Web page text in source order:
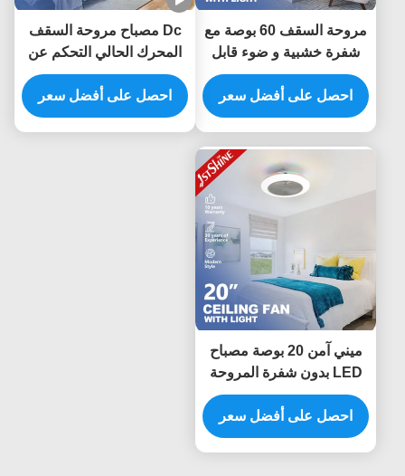
مروحة السقف 60 بوصة مع
شفرة خشبية و ضوء قابل
للتخفيف
احصل على أفضل سعر
Dc مصباح مروحة السقف
المحرك الحالي التحكم عن
بعد الذكي توفير الطاقة
احصل على أفضل سعر
ميني آمن 20 بوصة مصباح
LED بدون شفرة المروحة
السقفية فلش جبل مع RGB
الضوء محرك DC
احصل على أفضل سعر